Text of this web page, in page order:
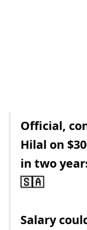
Official,
Hilal on
in two
🇸🇦
Salary